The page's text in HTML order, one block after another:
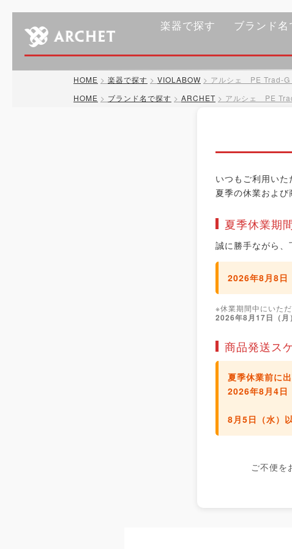
楽器で探す ブランド名
HOME 楽器で探す VIOLABOW
アルシェ PE Trad-G
HOME
ブランド名で探す ARCHET アルシェ PE
いつもご利用いた
夏季の休業および
夏季休業期
誠に勝手ながら、
2026年8月8日
※休業期間中にいた
2026年8月17日（月）
商品発送ス
夏季休業前に
2026年8月4日
8月5日（水）
ご不便を